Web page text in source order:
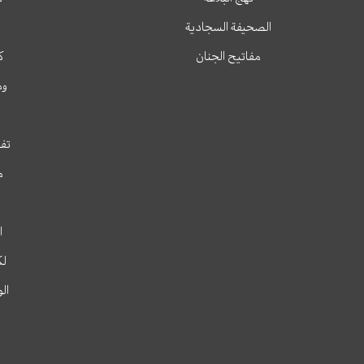
الصحيفة السجادية
مفاتيح الجنان